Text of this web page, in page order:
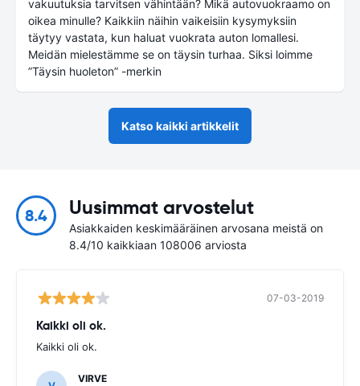
vakuutuksia tarvitsen vähintään? Mikä autovuokraamo on
oikea minulle? Kaikkiin näihin vaikeisiin kysymyksiin
täytyy vastata, kun haluat vuokrata auton lomallesi.
Meidän mielestämme se on täysin turhaa. Siksi loimme
”Täysin huoleton” -merkin
Katso kaikki artikkelit
8.4 Uusimmat arvostelut
Asiakkaiden keskimääräinen arvosana meistä on
8.4/10 kaikkiaan 108006 arviosta
07-03-2019
Kaikki oli ok.
Kaikki oli ok.
VIRVE